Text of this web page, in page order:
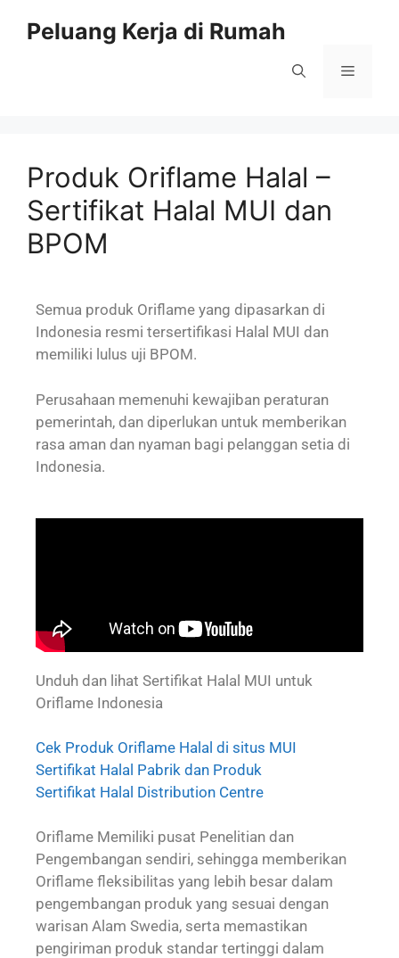
Peluang Kerja di Rumah
Produk Oriflame Halal –
Sertifikat Halal MUI dan
BPOM
Semua produk Oriflame yang dipasarkan di
Indonesia resmi tersertifikasi Halal MUI dan
memiliki lulus uji BPOM.
Perusahaan memenuhi kewajiban peraturan
pemerintah, dan diperlukan untuk memberikan
rasa aman dan nyaman bagi pelanggan setia di
Indonesia.
Unduh dan lihat Sertifikat Halal MUI untuk
Oriflame Indonesia
Cek Produk Oriflame Halal di situs MUI
Sertifikat Halal Pabrik dan Produk
Sertifikat Halal Distribution Centre
Oriflame Memiliki pusat Penelitian dan
Pengembangan sendiri, sehingga memberikan
Oriflame fleksibilitas yang lebih besar dalam
pengembangan produk yang sesuai dengan
warisan Alam Swedia, serta memastikan
pengiriman produk standar tertinggi dalam